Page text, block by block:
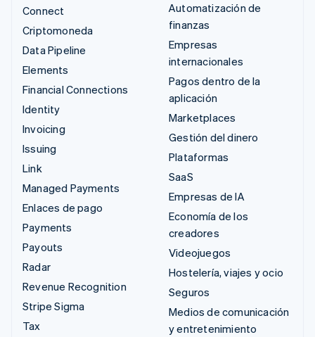
Connect
Criptomoneda
Data Pipeline
Elements
Financial Connections
Identity
Invoicing
Issuing
Link
Managed Payments
Enlaces de pago
Payments
Payouts
Radar
Revenue Recognition
Stripe Sigma
Tax
Automatización de
finanzas
Empresas
internacionales
Pagos dentro de la
aplicación
Marketplaces
Gestión del dinero
Plataformas
SaaS
Empresas de IA
Economía de los
creadores
Videojuegos
Hostelería, viajes y ocio
Seguros
Medios de comunicación
y entretenimiento